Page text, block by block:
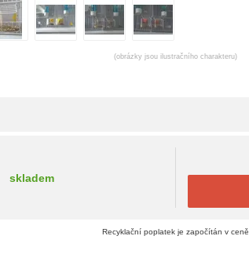
(obrázky jsou ilustračního charakteru)
skladem
Recyklační poplatek je započítán v ceně